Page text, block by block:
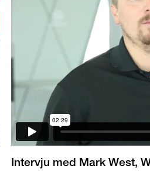
Intervju med Mark West,